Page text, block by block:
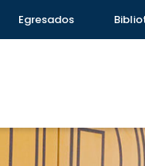
Egresados